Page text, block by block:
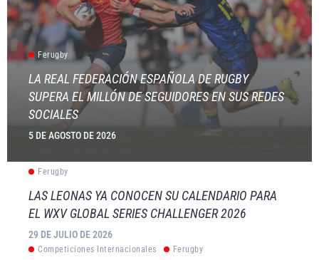
Ferugby
LA REAL FEDERACIÓN ESPAÑOLA DE RUGBY
SUPERA EL MILLÓN DE SEGUIDORES EN SUS REDES
SOCIALES
5 DE AGOSTO DE 2026
Ferugby
LAS LEONAS YA CONOCEN SU CALENDARIO PARA
EL WXV GLOBAL SERIES CHALLENGER 2026
29 DE JULIO DE 2026
Competiciones Internacionales Ferugby